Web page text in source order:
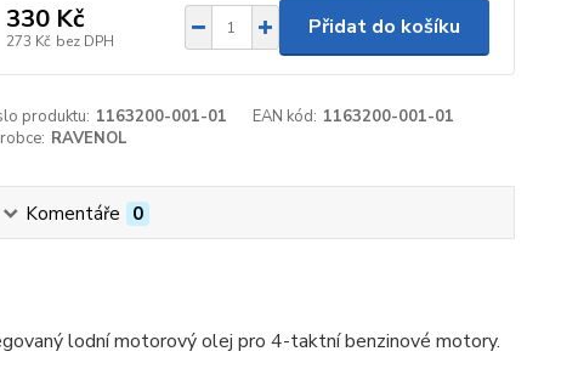
330 Kč
273 Kč bez DPH
Přidat do košíku
produktu: 1163200-001-01 EAN kód: 1163200-001-01
RAVENOL
Komentáře 0
lodní motorový olej pro 4-taktní benzinové motory.